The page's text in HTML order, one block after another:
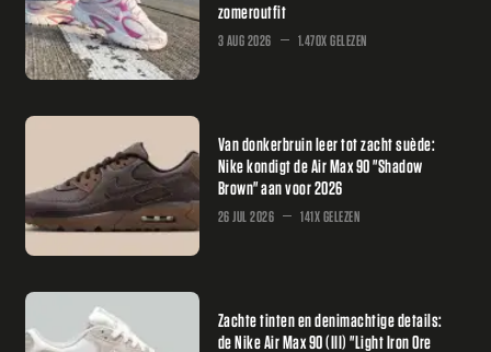
zomeroutfit
3 AUG 2026 1.470X GELEZEN
Van donkerbruin leer tot zacht suède:
Nike kondigt de Air Max 90 "Shadow
Brown" aan voor 2026
26 JUL 2026 141X GELEZEN
Zachte tinten en denimachtige details:
de Nike Air Max 90 (III) "Light Iron Ore